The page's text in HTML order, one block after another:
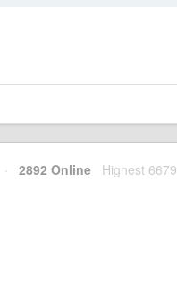
· 2892 Online Highest 6679